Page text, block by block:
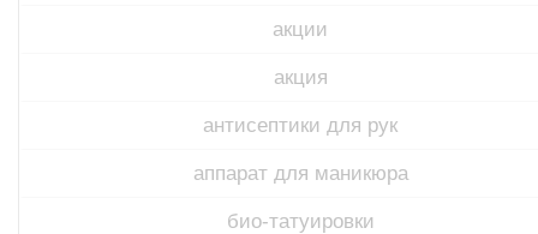
акции
акция
антисептики для рук
аппарат для маникюра
био-татуировки